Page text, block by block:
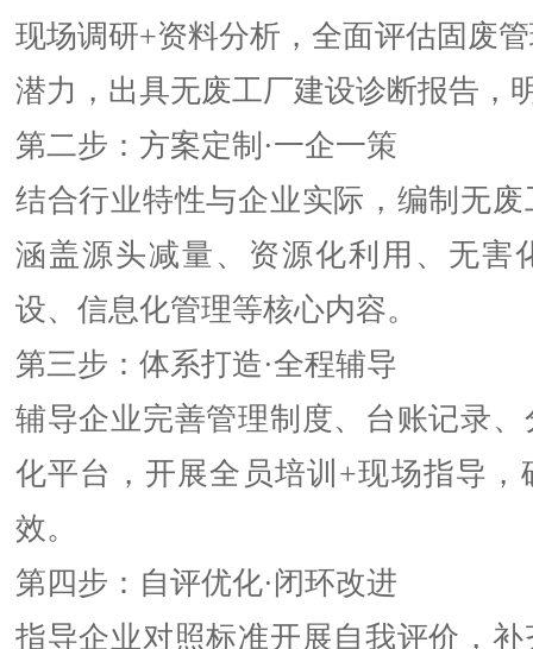
现场调研+资料分析，全面评估固废
潜力，出具无废工厂建设诊断报告，
第二步：方案定制·一企一策
结合行业特性与企业实际，编制无
涵盖源头减量、资源化利用、无害
设、信息化管理等核心内容。
第三步：体系打造·全程辅导
辅导企业完善管理制度、台账记录
化平台，开展全员培训+现场指导，
效。
第四步：自评优化·闭环改进
指导企业对照标准开展自我评价，